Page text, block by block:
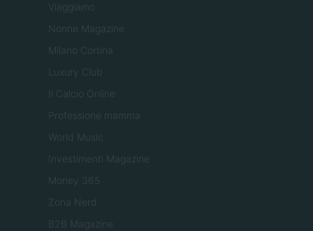
Viaggiamo
Nonne Magazine
Milano Cortina
Luxury Club
Il Calcio Online
Professione mamma
World Music
Investimenti Magazine
Money 365
Zona Nerd
B2B Magazine